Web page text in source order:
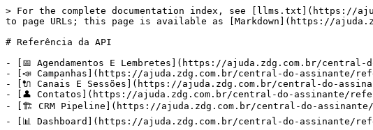
> For the complete documentation index, see [llms.txt](https://
to page URLs; this page is available as [Markdown](https://
# Referência da API
- [📅 Agendamentos E Lembretes](https://ajuda.zdg.com.br/central-
- [📣 Campanhas](https://ajuda.zdg.com.br/central-do-assinante/
- [🔌 Canais E Sessões](https://ajuda.zdg.com.br/central-do-
- [👤 Contatos](https://ajuda.zdg.com.br/central-do-assinante/
- [🏗️ CRM Pipeline](https://ajuda.zdg.com.br/central-do-
- [📊 Dashboard](https://ajuda.zdg.com.br/central-do-assinante/